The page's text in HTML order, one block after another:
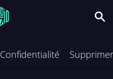
Confidentialité